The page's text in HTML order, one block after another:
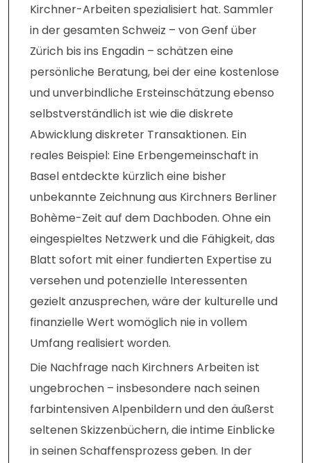
Kirchner-Arbeiten spezialisiert hat. Sammler
in der gesamten Schweiz – von Genf über
Zürich bis ins Engadin – schätzen eine
persönliche Beratung, bei der eine kostenlose
und unverbindliche Ersteinschätzung ebenso
selbstverständlich ist wie die diskrete
Abwicklung diskreter Transaktionen. Ein
reales Beispiel: Eine Erbengemeinschaft in
Basel entdeckte kürzlich eine bisher
unbekannte Zeichnung aus Kirchners Berliner
Bohème-Zeit auf dem Dachboden. Ohne ein
eingespieltes Netzwerk und die Fähigkeit, das
Blatt sofort mit einer fundierten Expertise zu
versehen und potenzielle Interessenten
gezielt anzusprechen, wäre der kulturelle und
finanzielle Wert womöglich nie in vollem
Umfang realisiert worden.
Die Nachfrage nach Kirchners Arbeiten ist
ungebrochen – insbesondere nach seinen
farbintensiven Alpenbildern und den äußerst
seltenen Skizzenbüchern, die intime Einblicke
in seinen Schaffensprozess geben. In der